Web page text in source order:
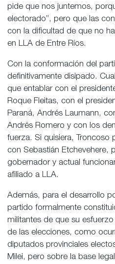
pide que nos juntemos,
electorado”, pero que las
con la dificultad de que no
en LLA de Entre Ríos.
Con la conformación del
definitivamente disipado.
que entablar con el
Roque Fleitas, con el
Paraná, Andrés Laumann,
Andrés Romero y con los
fuerza. Si quisiera, Troncoso
con Sebastián Etchevehere,
gobernador y actual
afiliado a LLA.
Además, para el desarrollo
partido formalmente
militantes de que su
de las elecciones, como
diputados provinciales
Milei, pero sobre la base